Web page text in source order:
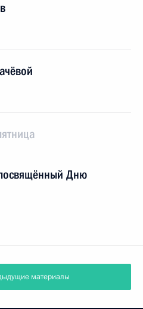
Дню
материалы